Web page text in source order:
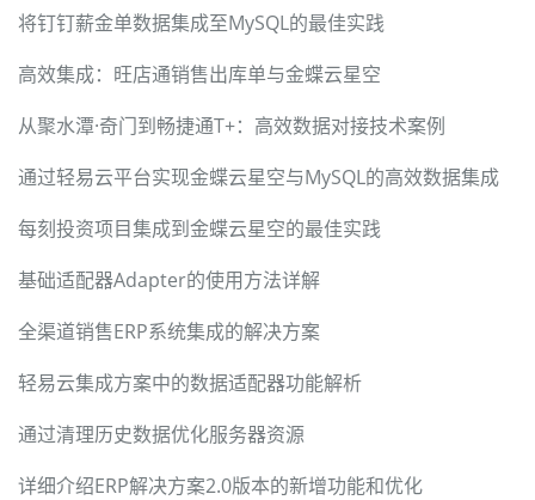
将钉钉薪金单数据集成至MySQL的最佳实践
高效集成：旺店通销售出库单与金蝶云星空
从聚水潭·奇门到畅捷通T+：高效数据对接技术案例
通过轻易云平台实现金蝶云星空与MySQL的高效数据集成
每刻投资项目集成到金蝶云星空的最佳实践
基础适配器Adapter的使用方法详解
全渠道销售ERP系统集成的解决方案
轻易云集成方案中的数据适配器功能解析
通过清理历史数据优化服务器资源
详细介绍ERP解决方案2.0版本的新增功能和优化